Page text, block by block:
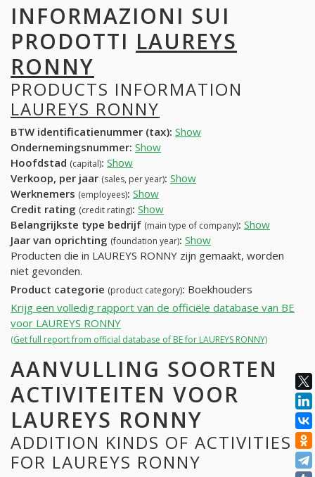
INFORMAZIONI SUI
PRODOTTI LAUREYS
RONNY
PRODUCTS INFORMATION
LAUREYS RONNY
BTW identificatienummer (tax): Show
Ondernemingsnummer: Show
Hoofdstad (capital): Show
Verkoop, per jaar (sales, per year): Show
Werknemers (employees): Show
Credit rating (credit rating): Show
Belangrijkste type bedrijf (main type of company): Show
Jaar van oprichting (foundation year): Show
Producten die in LAUREYS RONNY zijn gemaakt, worden
niet gevonden.
Product categorie (product category): Boekhouders
Krijg een volledig rapport van de officiële database van BE
voor LAUREYS RONNY
(Get full report from official database of BE for LAUREYS RONNY)
AANVULLING SOORTEN
ACTIVITEITEN VOOR
LAUREYS RONNY
ADDITION KINDS OF ACTIVITIES
FOR LAUREYS RONNY